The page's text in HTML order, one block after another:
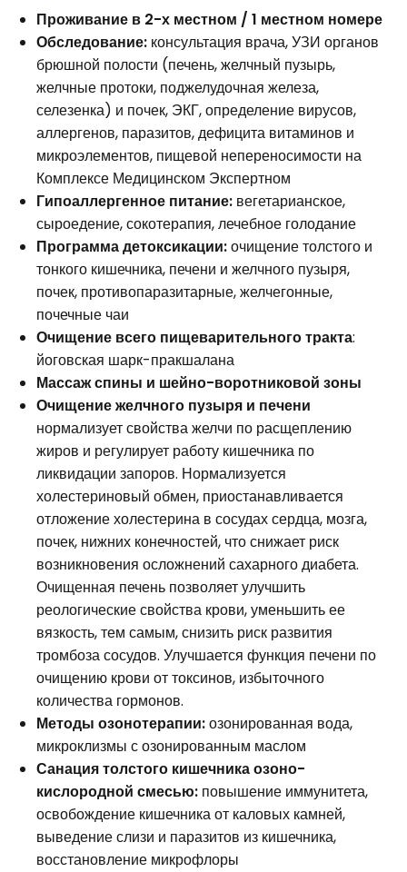
Проживание в 2-х местном / 1 местном номере
Обследование: консультация врача, УЗИ органов
брюшной полости (печень, желчный пузырь,
желчные протоки, поджелудочная железа,
селезенка) и почек, ЭКГ, определение вирусов,
аллергенов, паразитов, дефицита витаминов и
микроэлементов, пищевой непереносимости на
Комплексе Медицинском Экспертном
Гипоаллергенное питание: вегетарианское,
сыроедение, сокотерапия, лечебное голодание
Программа детоксикации:очищение толстого и
тонкого кишечника, печени и желчного пузыря,
почек, противопаразитарные, желчегонные,
почечные чаи
Очищение всего пищеварительного тракта:
йоговская шарк-пракшалана
Массаж спины и шейно-воротниковой зоны
Очищение желчного пузыря и печени
нормализует свойства желчи по расщеплению
жиров и регулирует работу кишечника по
ликвидации запоров. Нормализуется
холестериновый обмен, приостанавливается
отложение холестерина в сосудах сердца, мозга,
почек, нижних конечностей, что снижает риск
возникновения осложнений сахарного диабета.
Очищенная печень позволяет улучшить
реологические свойства крови, уменьшить ее
вязкость, тем самым, снизить риск развития
тромбоза сосудов. Улучшается функция печени по
очищению крови от токсинов, избыточного
количества гормонов.
Методы озонотерапии:озонированная вода,
микроклизмы с озонированным маслом
Санация толстого кишечника озоно-
кислородной смесью: повышение иммунитета,
освобождение кишечника от каловых камней,
выведение слизи и паразитов из кишечника,
восстановление микрофлоры